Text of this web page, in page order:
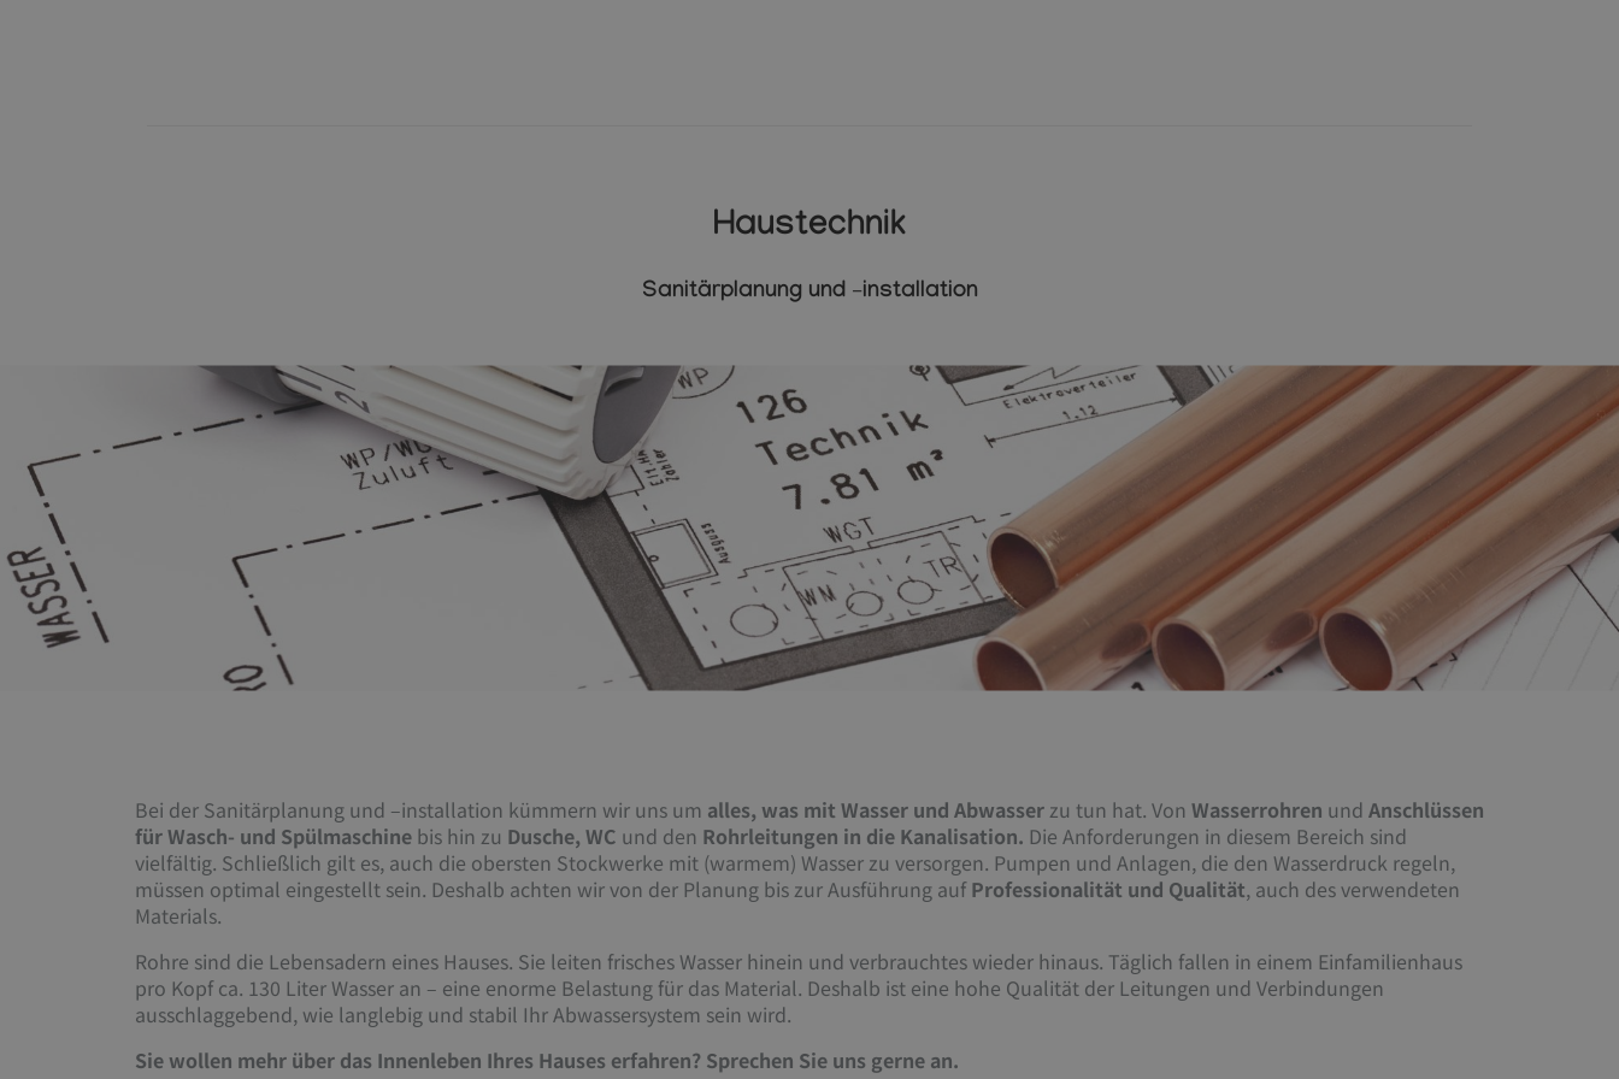
Haustechnik
Sanitärplanung und –installation
Bei der Sanitärplanung und –installation kümmern wir uns um alles, was mit Wasser und Abwasserzu tun hat. Von Wasserrohren und Anschlüssen
für Wasch- und Spülmaschine bis hin zu Dusche, WC und den Rohrleitungen in die Kanalisation. Die Anforderungen in diesem Bereich sind
vielfältig. Schließlich gilt es, auch die obersten Stockwerke mit (warmem) Wasser zu versorgen. Pumpen und Anlagen, die den Wasserdruck regeln,
müssen optimal eingestellt sein. Deshalb achten wir von der Planung bis zur Ausführung aufProfessionalität und Qualität, auch des verwendeten
Materials.
Rohre sind die Lebensadern eines Hauses. Sie leiten frisches Wasser hinein und verbrauchtes wieder hinaus. Täglich fallen in einem Einfamilienhaus
pro Kopf ca. 130 Liter Wasser an – eine enorme Belastung für das Material. Deshalb ist eine hohe Qualität der Leitungen und Verbindungen
ausschlaggebend, wie langlebig und stabil Ihr Abwassersystem sein wird.
Sie wollen mehr über das Innenleben Ihres Hauses erfahren? Sprechen Sie uns gerne an.